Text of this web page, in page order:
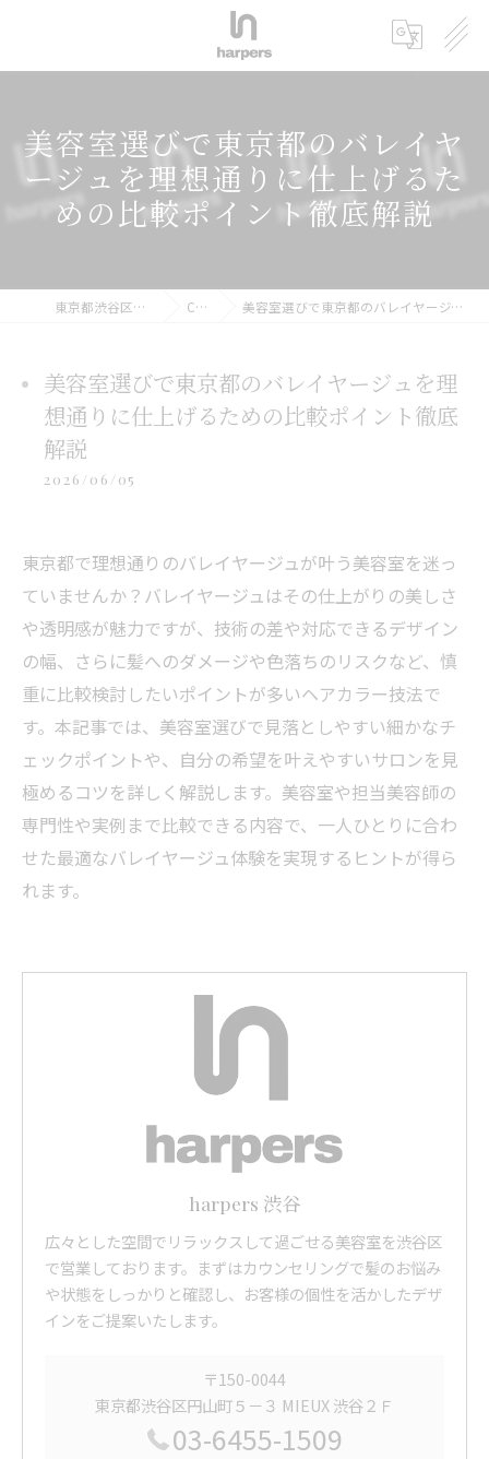
美容室選びで東京都のバレイヤ
ージュを理想通りに仕上げるた
めの比較ポイント徹底解説
東京都渋谷区の美容室ならharpers 渋谷 COLUMN 美容室選びで東京都のバレイヤージュを理想通りに仕上げるための比較ポイント徹底解説
美容室選びで東京都のバレイヤージュを理
想通りに仕上げるための比較ポイント徹底
解説
2026/06/05
東京都で理想通りのバレイヤージュが叶う美容室を迷っ
ていませんか？バレイヤージュはその仕上がりの美しさ
や透明感が魅力ですが、技術の差や対応できるデザイン
の幅、さらに髪へのダメージや色落ちのリスクなど、慎
重に比較検討したいポイントが多いヘアカラー技法で
す。本記事では、美容室選びで見落としやすい細かなチ
ェックポイントや、自分の希望を叶えやすいサロンを見
極めるコツを詳しく解説します。美容室や担当美容師の
専門性や実例まで比較できる内容で、一人ひとりに合わ
せた最適なバレイヤージュ体験を実現するヒントが得ら
れます。
harpers 渋谷
広々とした空間でリラックスして過ごせる美容室を渋谷区
で営業しております。まずはカウンセリングで髪のお悩み
や状態をしっかりと確認し、お客様の個性を活かしたデザ
インをご提案いたします。
〒150-0044
東京都渋谷区円山町５－３ MIEUX 渋谷２Ｆ
03-6455-1509